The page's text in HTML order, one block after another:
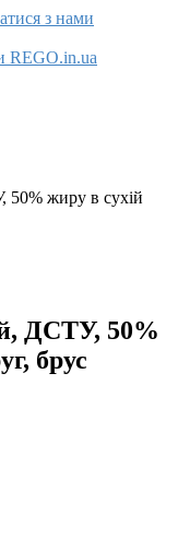
з нами
50% жиру в сухій
ДСТУ, 50%
брус